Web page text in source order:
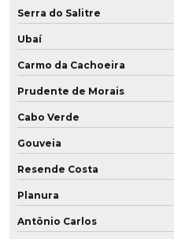
Serra do Salitre
Ubaí
Carmo da Cachoeira
Prudente de Morais
Cabo Verde
Gouveia
Resende Costa
Planura
Antônio Carlos